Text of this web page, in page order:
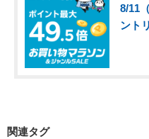
8/11
ント
関連タグ